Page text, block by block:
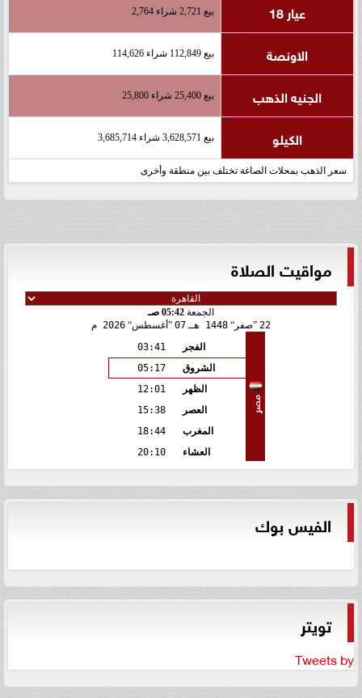
عيار 18 بيع 2,721 شراء 2,764
الاونصة بيع 112,849 شراء 114,626
الجنيه الذهب بيع 25,400 شراء 25,800
الكيلو بيع 3,628,571 شراء 3,685,714
سعر الذهب بمحلات الصاغة تختلف بين منطقة وأخرى
مواقيت الصلاة
الجمعة 05:42 صـ
22 صفر 1448 هـ 07 أغسطس 2026 م
مصر
الفجر
03:41
الشروق
05:17
الظهر
12:01
العصر
15:38
المغرب
18:44
العشاء
20:10
الفيس بوك
تويتر
Tweets by